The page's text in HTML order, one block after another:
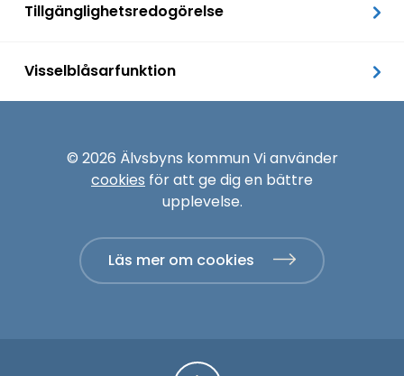
Tillgänglighetsredogörelse
Visselblåsarfunktion
© 2026 Älvsbyns kommun Vi använder
cookies för att ge dig en bättre
upplevelse.
Läs mer om cookies